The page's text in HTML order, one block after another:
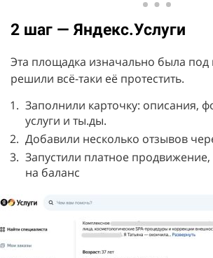
2 шаг — Яндекс.Услуги
Эта площадка изначально была
решили всё-таки её протестить.
Заполнили карточку: описания,
услуги и ты.ды.
Добавили несколько отзывов
Запустили платное
на баланс